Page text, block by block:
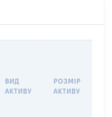
ВИД
АКТИВУ
РОЗМІР
АКТИВУ